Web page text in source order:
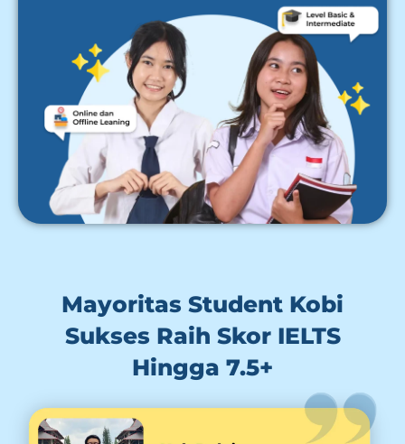
Mayoritas Student Kobi
Sukses Raih Skor IELTS
Hingga 7.5+